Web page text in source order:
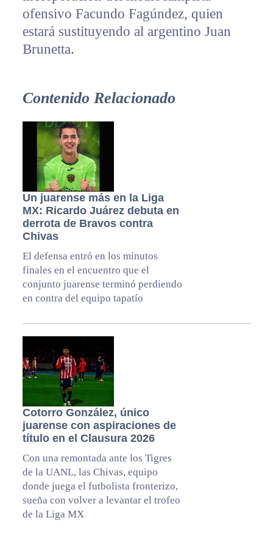
ofensivo Facundo Fagúndez, quien
estará sustituyendo al argentino Juan
Brunetta.
Contenido Relacionado
Un juarense más en la Liga
MX: Ricardo Juárez debuta en
derrota de Bravos contra
Chivas
El defensa entró en los minutos
finales en el encuentro que el
conjunto juarense terminó perdiendo
en contra del equipo tapatío
Cotorro González, único
juarense con aspiraciones de
título en el Clausura 2026
Con una remontada ante los Tigres
de la UANL, las Chivas, equipo
donde juega el futbolista fronterizo,
sueña con volver a levantar el trofeo
de la Liga MX